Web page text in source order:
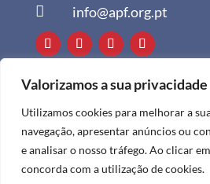
Valorizamos a sua privacidade
Utilizamos cookies para melhorar a
navegação, apresentar anúncios ou
e analisar o nosso tráfego. Ao clicar
concorda com a utilização de cookies.
 info@apf.org.pt
Todos os direitos
2024